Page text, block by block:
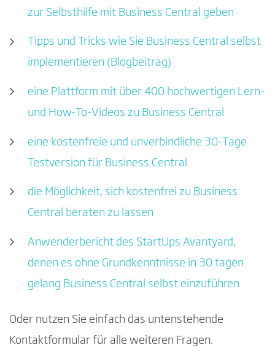
zur Selbsthilfe mit Business Central geben
Tipps und Tricks wie Sie Business Central selbst
implementieren (Blogbeitrag)
eine Plattform mit über 400 hochwertigen Lern-
und How-To-Videos zu Business Central
eine kostenfreie und unverbindliche 30-Tage
Testversion für Business Central
die Möglichkeit, sich kostenfrei zu Business
Central beraten zu lassen
Anwenderbericht des StartUps Avantyard,
denen es ohne Grundkenntnisse in 30 tagen
gelang Business Central selbst einzuführen
Oder nutzen Sie einfach das untenstehende
Kontaktformular für alle weiteren Fragen.